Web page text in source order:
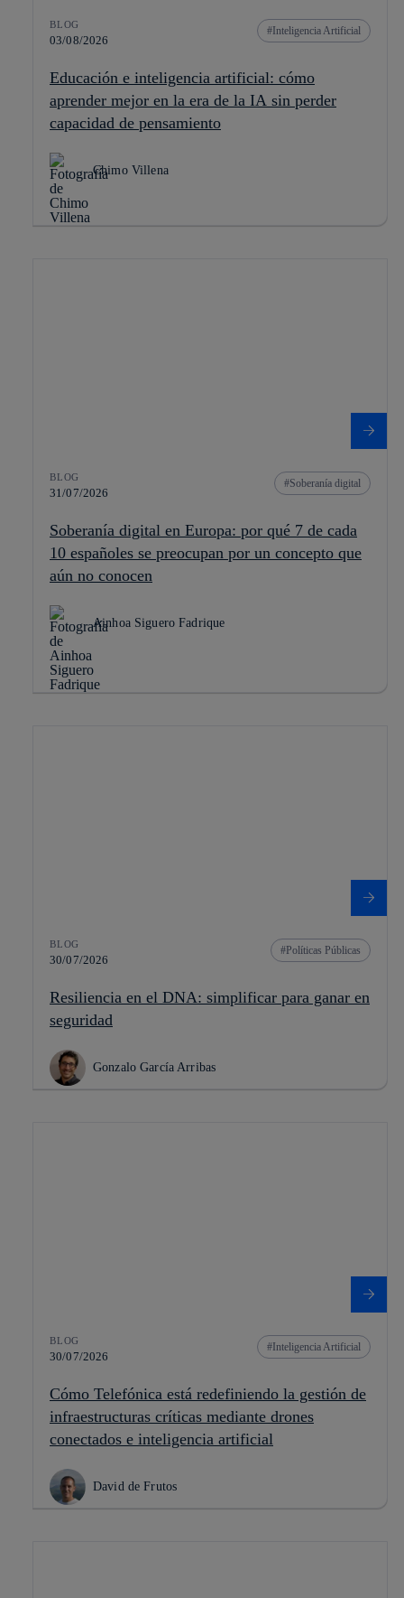
BLOG
03/08/2026
Inteligencia Artificial
Educación e inteligencia artificial: cómo
aprender mejor en la era de la IA sin perder
capacidad de pensamiento
Chimo Villena
BLOG
31/07/2026
Soberanía digital
Soberanía digital en Europa: por qué 7 de cada
10 españoles se preocupan por un concepto que
aún no conocen
Ainhoa Siguero Fadrique
BLOG
30/07/2026
Políticas Públicas
Resiliencia en el DNA: simplificar para ganar en
seguridad
Gonzalo García Arribas
BLOG
30/07/2026
Inteligencia Artificial
Cómo Telefónica está redefiniendo la gestión de
infraestructuras críticas mediante drones
conectados e inteligencia artificial
David de Frutos